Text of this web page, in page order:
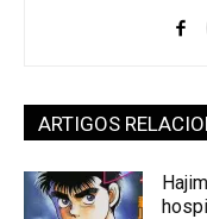
ARTIGOS